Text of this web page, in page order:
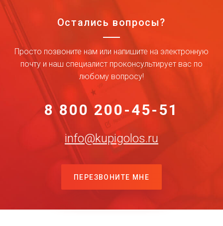
Остались вопросы?
Просто позвоните нам или напишите на электронную
почту и наш специалист проконсультирует вас по
любому вопросу!
8 800 200-45-51
info@kupigolos.ru
ПЕРЕЗВОНИТЕ МНЕ